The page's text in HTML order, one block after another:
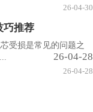
26-04-30
巧推荐
受损是常见的问题之
26-04-28
26-04-28